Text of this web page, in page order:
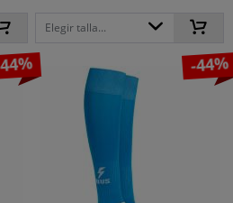
Elegir talla...
-44%